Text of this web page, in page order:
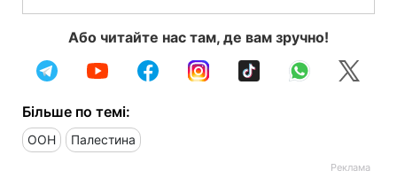
Або читайте нас там, де вам зручно!
Більше по темі:
ООН Палестина